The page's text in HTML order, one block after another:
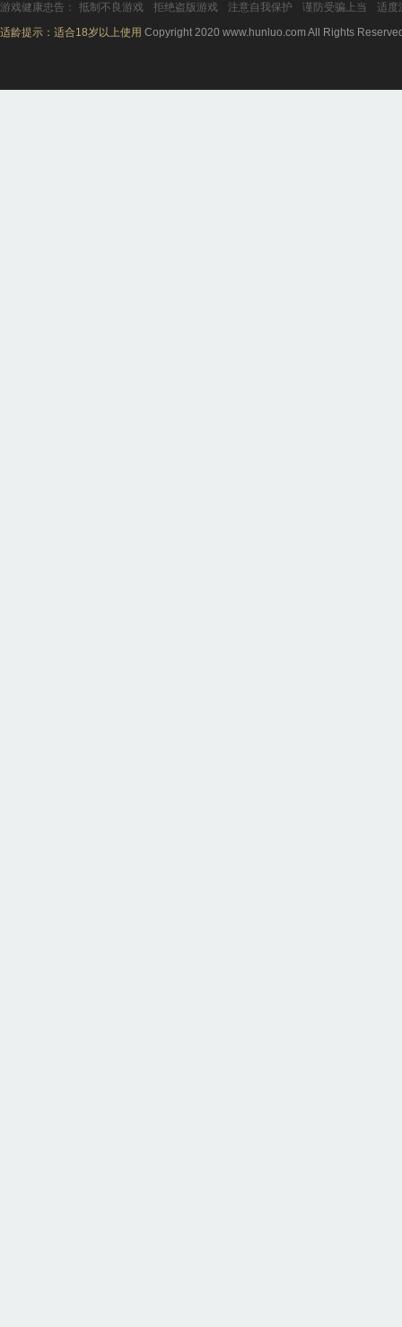
游戏健康忠告：
抵制不良游戏 拒绝盗版游戏 注意自我保护 谨防受骗上当
适
适龄提示：适合18岁以上使用 Copyright 2020 www.hunluo.com All Rights